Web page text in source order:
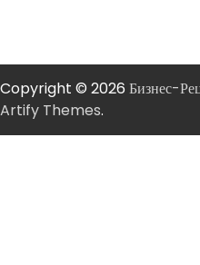
Copyright © 2026 Бизнес-
Artify Themes.